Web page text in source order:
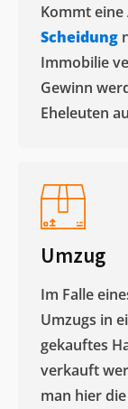
Kommt eine
Scheidung
Immobilie
Gewinn
Eheleuten
Umzug
Im Falle
Umzugs in
gekauftes
verkauft
man hier